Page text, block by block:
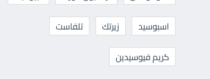
اسبوسيد
زيرتك
تلفاست
كريم فيوسيدين